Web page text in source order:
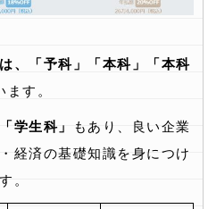
、「予科」「本科」「本科
す。
学生科」
もあり、良い企業
経済の基礎知識を身につけ
。